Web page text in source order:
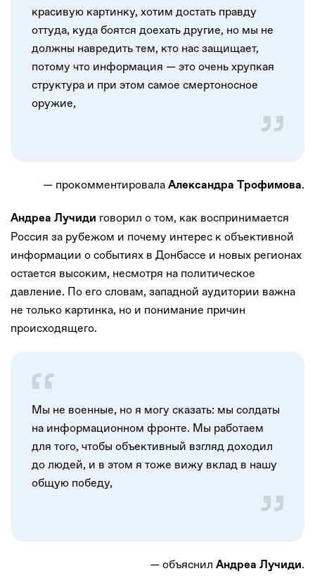
красивую картинку, хотим достать правду
оттуда, куда боятся доехать другие, но мы не
должны навредить тем, кто нас защищает,
потому что информация — это очень хрупкая
структура и при этом самое смертоносное
оружие,
— прокомментировала Александра Трофимова.
Андреа Лучиди говорил о том, как воспринимается
Россия за рубежом и почему интерес к объективной
информации о событиях в Донбассе и новых регионах
остается высоким, несмотря на политическое
давление. По его словам, западной аудитории важна
не только картинка, но и понимание причин
происходящего.
Мы не военные, но я могу сказать: мы солдаты
на информационном фронте. Мы работаем
для того, чтобы объективный взгляд доходил
до людей, и в этом я тоже вижу вклад в нашу
общую победу,
— объяснил Андреа Лучиди.